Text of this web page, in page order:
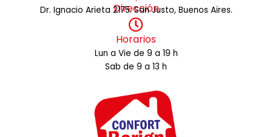
Dirección
Dr. Ignacio Arieta 2175. San Justo, Buenos Aires.
Horarios
Lun a Vie de 9 a 19 h
Sab de 9 a 13 h